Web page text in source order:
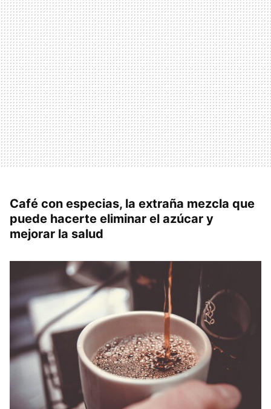
Café con especias, la extraña mezcla que
puede hacerte eliminar el azúcar y
mejorar la salud